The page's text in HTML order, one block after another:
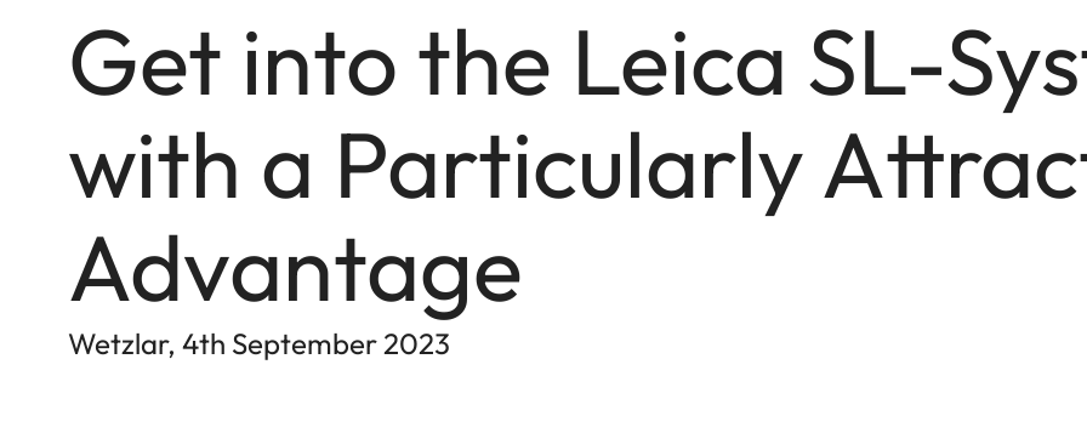
Get into the Leica SL-
with a Particularly
Advantage
Wetzlar, 4th September 2023